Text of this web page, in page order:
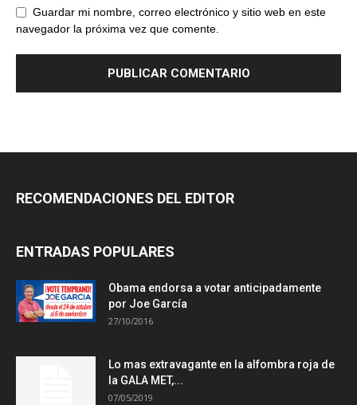
Guardar mi nombre, correo electrónico y sitio web en este
navegador la próxima vez que comente.
RECOMENDACIONES DEL EDITOR
ENTRADAS POPULARES
Obama endorsa a votar anticipadamente
por Joe García
27/10/2016
Lo mas extravagante en la alfombra roja de
la GALA MET,...
07/05/2019